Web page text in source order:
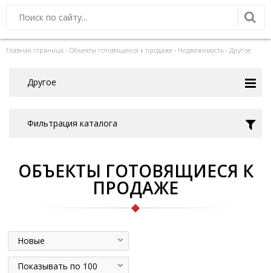
Главная страница › Объекты готовящиеся к продаже › Недвижимость › Другое
Другое
Фильтрация каталога
ОБЪЕКТЫ ГОТОВЯЩИЕСЯ К
ПРОДАЖЕ
Новые
Показывать по 100